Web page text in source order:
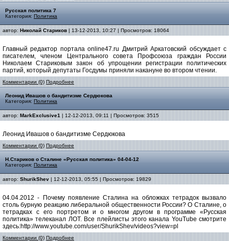
Русская политика 7
Категория: Политика
автор: Николай Стариков | 13-12-2013, 10:27 | Просмотров: 18064
Главный редактор портала online47.ru Дмитрий Аркатовский обсуждает с
писателем, членом Центрального совета Профсоюза граждан России
Николаем Стариковым закон об упрощении регистрации политических
партий, который депутаты Госдумы приняли накануне во втором чтении.
Комментарии (0) Подробнее
Леонид Ивашов о бандитизме Сердюкова
Категория: Политика
автор: MarkExclusive1 | 12-12-2013, 09:11 | Просмотров: 3515
Леонид Ивашов о бандитизме Сердюкова
Комментарии (0) Подробнее
Н.Стариков о Сталине «Русская политика» 04-04-12
Категория: Политика
автор: ShurikShev | 12-12-2013, 05:55 | Просмотров: 19829
04.04.2012 - Почему появление Сталина на обложках тетрадок вызвало
столь бурную реакцию либеральной общественности России? О Сталине, о
тетрадках с его портретом и о многом другом в программе «Русская
политика» телеканал ЛОТ. Все плейлисты этого канала YouTube смотрите
здесь:http://www.youtube.com/user/ShurikShev/videos?view=pl
Комментарии (0) Подробнее